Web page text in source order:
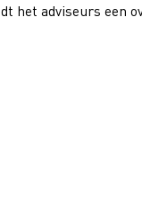
het adviseurs een